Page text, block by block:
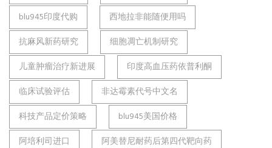
blu945印度代购
西地拉非能随便用吗
抗麻风新药研究
细胞凋亡机制研究
儿童肿瘤治疗新进展
印度高血压药依普利酮
临床试验评估
非达霉素代号中文名
科技产品定价策略
blu945美国价格
阿培利司进口
阿美替尼耐药后第四代靶向药